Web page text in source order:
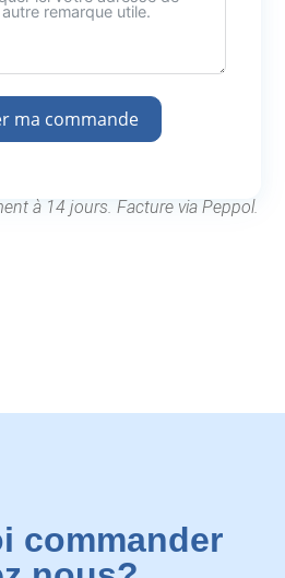
ma commande
à 14 jours. Facture via Peppol.
commander